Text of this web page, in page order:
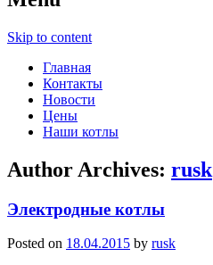
Skip to content
Главная
Контакты
Новости
Цены
Наши котлы
Author Archives: rusk
Электродные котлы
Posted on 18.04.2015 by rusk